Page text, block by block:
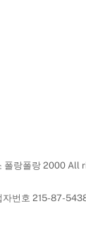
랑폴랑 2000 All
자번호 215-87-